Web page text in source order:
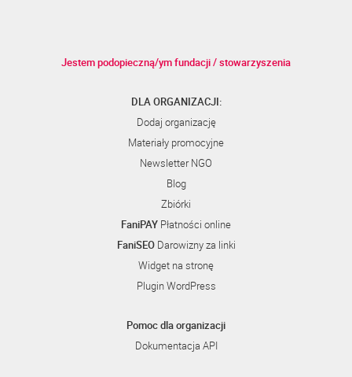
Jestem podopieczną/ym fundacji / stowarzyszenia
DLA ORGANIZACJI:
Dodaj organizację
Materiały promocyjne
Newsletter NGO
Blog
Zbiórki
FaniPAY Płatności online
FaniSEODarowizny za linki
Widget na stronę
Plugin WordPress
Pomoc dla organizacji
Dokumentacja API